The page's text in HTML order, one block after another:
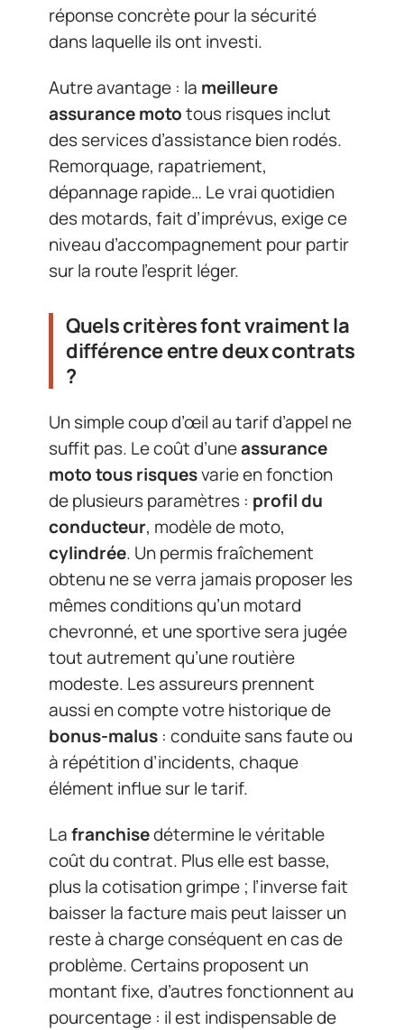
réponse concrète pour la sécurité
dans laquelle ils ont investi.
Autre avantage : la meilleure
assurance mototous risques inclut
des services d’assistance bien rodés.
Remorquage, rapatriement,
dépannage rapide… Le vrai quotidien
des motards, fait d’imprévus, exige ce
niveau d’accompagnement pour partir
sur la route l’esprit léger.
Quels critères font vraiment la
différence entre deux contrats
?
Un simple coup d’œil au tarif d’appel ne
suffit pas. Le coût d’uneassurance
moto tous risquesvarie en fonction
de plusieurs paramètres : profil du
conducteur, modèle de moto,
cylindrée. Un permis fraîchement
obtenu ne se verra jamais proposer les
mêmes conditions qu’un motard
chevronné, et une sportive sera jugée
tout autrement qu’une routière
modeste. Les assureurs prennent
aussi en compte votre historique de
bonus-malus : conduite sans faute ou
à répétition d’incidents, chaque
élément influe sur le tarif.
Lafranchisedétermine le véritable
coût du contrat. Plus elle est basse,
plus la cotisation grimpe ; l’inverse fait
baisser la facture mais peut laisser un
reste à charge conséquent en cas de
problème. Certains proposent un
montant fixe, d’autres fonctionnent au
pourcentage : il est indispensable de